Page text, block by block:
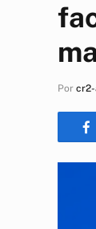
Por cr2-